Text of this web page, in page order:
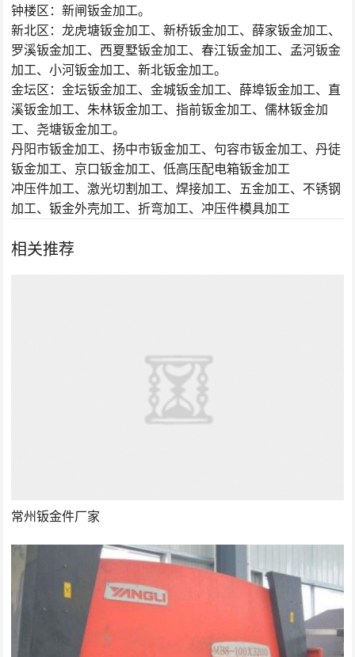
钟楼区：新闸钣金加工。
新北区：龙虎塘钣金加工、新桥钣金加工、薛家钣金加工、
罗溪钣金加工、西夏墅钣金加工、春江钣金加工、孟河钣金
加工、小河钣金加工、新北钣金加工。
金坛区：金坛钣金加工、金城钣金加工、薛埠钣金加工、直
溪钣金加工、朱林钣金加工、指前钣金加工、儒林钣金加
工、尧塘钣金加工。
丹阳市钣金加工、扬中市钣金加工、句容市钣金加工、丹徒
钣金加工、京口钣金加工、低高压配电箱钣金加工
冲压件加工、激光切割加工、焊接加工、五金加工、不锈钢
加工、钣金外壳加工、折弯加工、冲压件模具加工
相关推荐
常州钣金件厂家